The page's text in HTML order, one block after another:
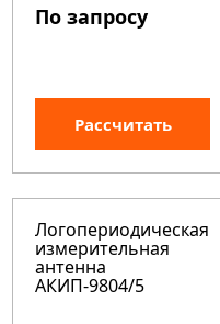
По запросу
Рассчитать
Логопериодическая
измерительная
антенна
АКИП-9804/5